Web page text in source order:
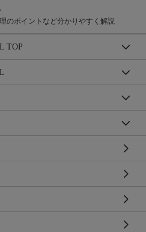
のポイントなど分かりやすく解説
TOP